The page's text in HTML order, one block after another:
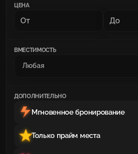
ЦЕНА
ВМЕСТИМОСТЬ
ДОПОЛНИТЕЛЬНО
Мгновенное бронирование
Только прайм места